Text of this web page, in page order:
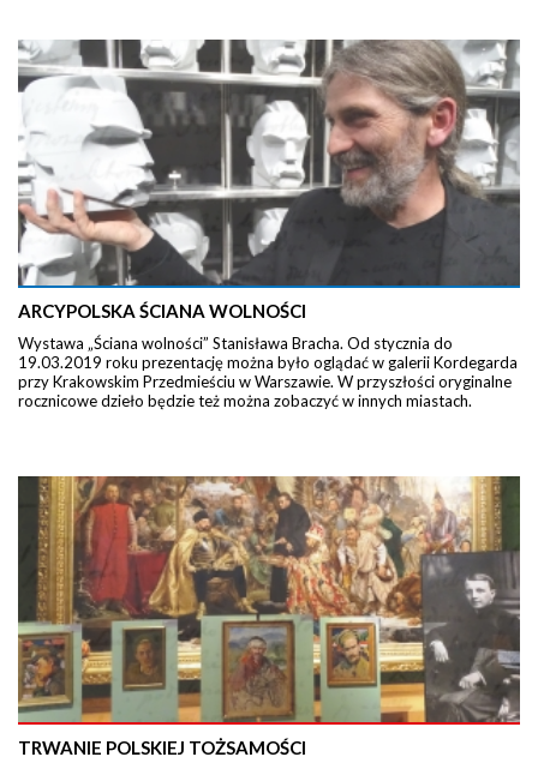
ARCYPOLSKA ŚCIANA WOLNOŚCI
Wystawa „Ściana wolności” Stanisława Bracha. Od stycznia do
19.03.2019 roku prezentację można było oglądać w galerii Kordegarda
przy Krakowskim Przedmieściu w Warszawie. W przyszłości oryginalne
rocznicowe dzieło będzie też można zobaczyć w innych miastach.
TRWANIE POLSKIEJ TOŻSAMOŚCI